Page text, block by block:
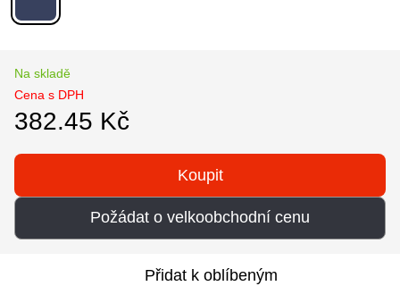
Na skladě
Cena s DPH
382.45 Kč
Koupit
Požádat o velkoobchodní cenu
Přidat k oblíbeným